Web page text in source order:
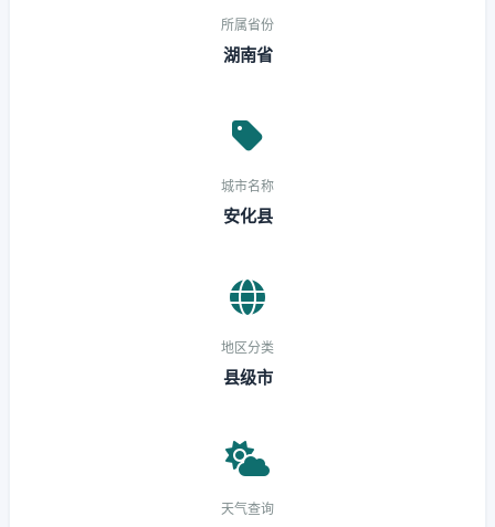
所属省份
湖南省
城市名称
安化县
地区分类
县级市
天气查询